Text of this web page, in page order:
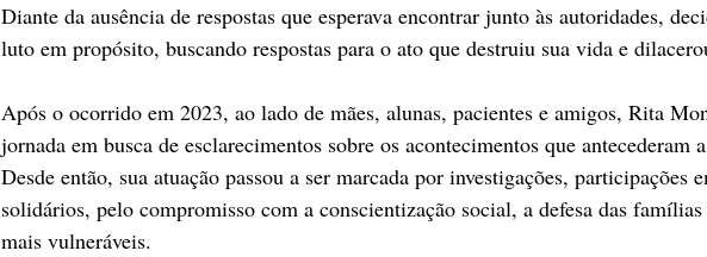
Diante da ausência de respostas que esperava encontrar junto às autoridades,
luto em propósito, buscando respostas para o ato que destruiu sua vida e
Após o ocorrido em 2023, ao lado de mães, alunas, pacientes e amigos, Rita
jornada em busca de esclarecimentos sobre os acontecimentos que antecederam
Desde então, sua atuação passou a ser marcada por investigações, participações
solidários, pelo compromisso com a conscientização social, a defesa das
mais vulneráveis.